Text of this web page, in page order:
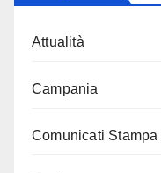
Attualità
Campania
Comunicati Stampa